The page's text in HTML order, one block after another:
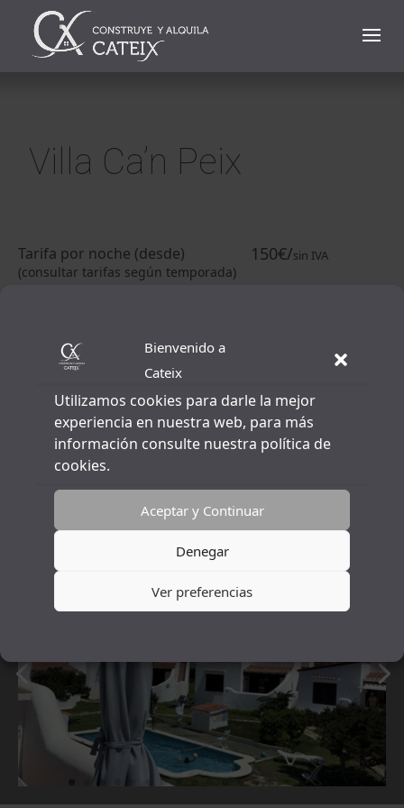
Bienvenido a
Cateix
Utilizamos cookies para darle la mejor
experiencia en nuestra web, para más
información consulte nuestra política de
cookies.
Aceptar y Continuar
Denegar
Ver preferencias
Villa Ca’n Peix
Tarifa por noche (desde)
(consultar tarifas según temporada)
(Tarifa por mes)
Tarifa Productoras
(Tarifa por día. Más días consultar)
Reservar ahora
150€/sin IVA
2.700€/sin IVA